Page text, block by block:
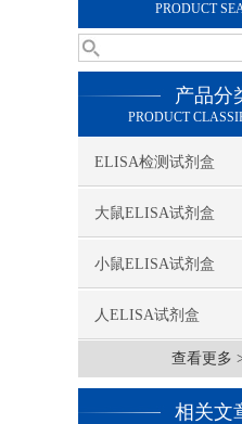
PRODUCT
产品分
PRODUCT
ELISA检测试剂盒
大鼠ELISA试剂盒
小鼠ELISA试剂盒
人ELISA试剂盒
查看更多
相关文